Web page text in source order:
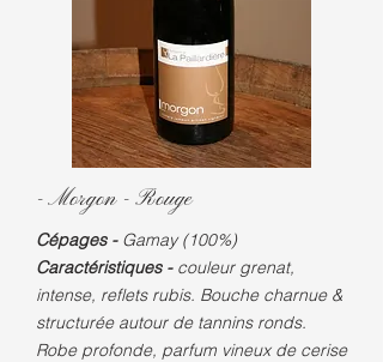
- Morgon - Rouge
Cépages - Gamay (100%)
Caractéristiques - couleur grenat,
intense, reflets rubis. Bouche charnue &
structurée autour de tannins ronds.
Robe profonde, parfum vineux de cerise